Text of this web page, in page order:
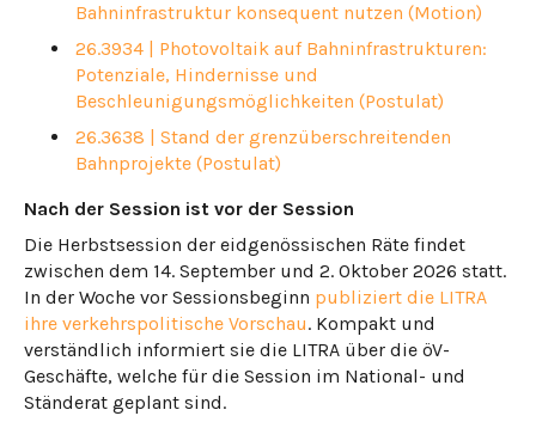
Bahninfrastruktur konsequent nutzen (Motion)
26.3934 | Photovoltaik auf Bahninfrastrukturen:
Potenziale, Hindernisse und
Beschleunigungsmöglichkeiten (Postulat)
26.3638 | Stand der grenzüberschreitenden
Bahnprojekte (Postulat)
Nach der Session ist vor der Session
Die Herbstsession der eidgenössischen Räte findet
zwischen dem 14. September und 2. Oktober 2026 statt.
In der Woche vor Sessionsbeginn publiziert die LITRA
ihre verkehrspolitische Vorschau. Kompakt und
verständlich informiert sie die LITRA über die öV-
Geschäfte, welche für die Session im National- und
Ständerat geplant sind.